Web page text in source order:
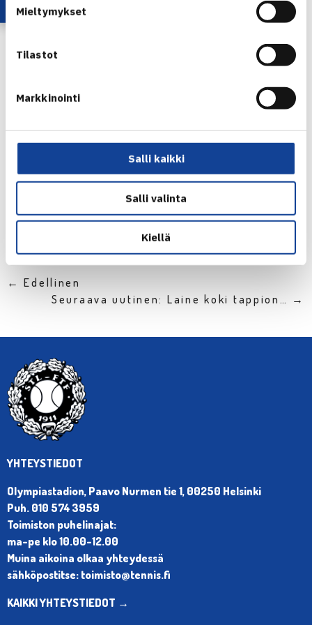
Mieltymykset
Tilastot
Markkinointi
Salli kaikki
Salli valinta
Kiellä
Nicola Ussher
Jaa:
← Edellinen
Seuraava uutinen: Laine koki tappion… →
YHTEYSTIEDOT
Olympiastadion, Paavo Nurmen tie 1, 00250 Helsinki
Puh. 010 574 3959
Toimiston puhelinajat:
ma-pe klo 10.00-12.00
Muina aikoina olkaa yhteydessä
sähköpostitse: toimisto@tennis.fi
KAIKKI YHTEYSTIEDOT →